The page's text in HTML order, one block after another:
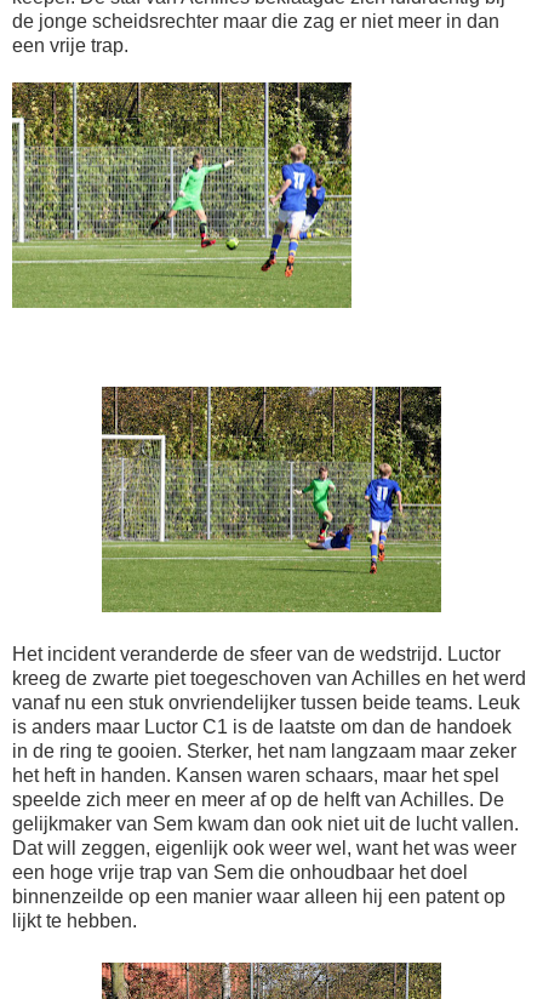
de jonge scheidsrechter maar die zag er niet meer in dan
een vrije trap.
Het incident veranderde de sfeer van de wedstrijd. Luctor
kreeg de zwarte piet toegeschoven van Achilles en het werd
vanaf nu een stuk onvriendelijker tussen beide teams. Leuk
is anders maar Luctor C1 is de laatste om dan de handoek
in de ring te gooien. Sterker, het nam langzaam maar zeker
het heft in handen. Kansen waren schaars, maar het spel
speelde zich meer en meer af op de helft van Achilles. De
gelijkmaker van Sem kwam dan ook niet uit de lucht vallen.
Dat will zeggen, eigenlijk ook weer wel, want het was weer
een hoge vrije trap van Sem die onhoudbaar het doel
binnenzeilde op een manier waar alleen hij een patent op
lijkt te hebben.